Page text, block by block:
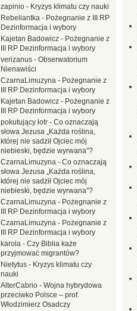
zapinio - Kryzys klimatu czy nauki
Rebeliantka - Pożegnanie z III RP
Dezinformacja i wybory
Kajetan Badowicz - Pożegnanie z
III RP Dezinformacja i wybory
verizanus - Obserwatorium
Nienawiści
CzarnaLimuzyna - Pożegnanie z
III RP Dezinformacja i wybory
Kajetan Badowicz - Pożegnanie z
III RP Dezinformacja i wybory
pokutujący łotr - Co oznaczają
słowa Jezusa „Każda roślina,
której nie sadził Ojciec mój
niebieski, będzie wyrwana”?
CzarnaLimuzyna - Co oznaczają
słowa Jezusa „Każda roślina,
której nie sadził Ojciec mój
niebieski, będzie wyrwana”?
CzarnaLimuzyna - Pożegnanie z
III RP Dezinformacja i wybory
CzarnaLimuzyna - Pożegnanie z
III RP Dezinformacja i wybory
karola - Czy Biblia każe
przyjmować migrantów?
Nietytus - Kryzys klimatu czy
nauki
AlterCabrio - Wojna hybrydowa
przeciwko Polsce – prof.
Włodzimierz Osadczy